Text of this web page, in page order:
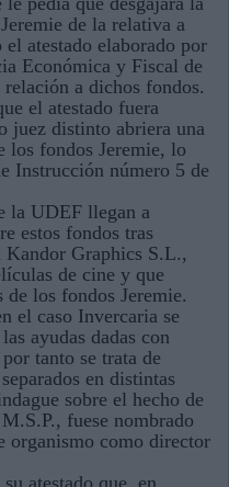
de la relativa a
atestado elaborado por
Económica y Fiscal de
a dichos fondos.
el atestado fuera
juez distinto abriera una
los fondos Jeremie, lo
Instrucción número 5 de
la UDEF llegan a
estos fondos tras
Kandor Graphics S.L.,
de cine y que
los fondos Jeremie.
el caso Invercaria se
ayudas dadas con
tanto se trata de
en distintas
sobre el hecho de
fuese nombrado
organismo como director
atestado que, en